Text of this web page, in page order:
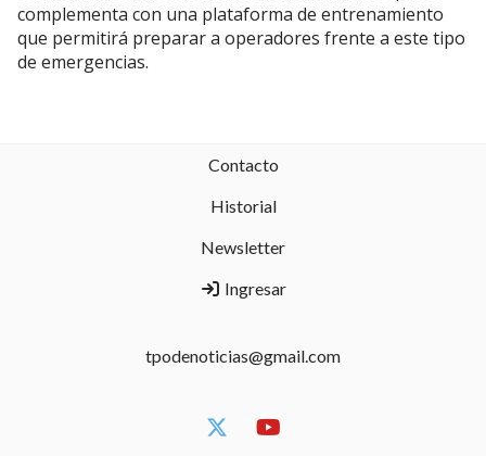
complementa con una plataforma de entrenamiento
que permitirá preparar a operadores frente a este tipo
de emergencias.
Contacto
Historial
Newsletter
Ingresar
tpodenoticias@gmail.com